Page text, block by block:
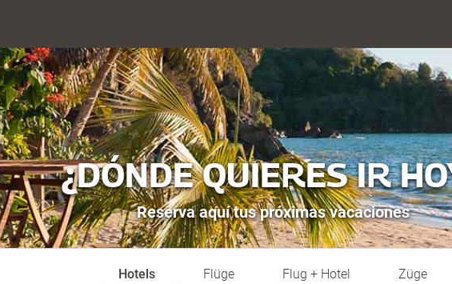
¿DÓNDE QUIERES IR
Reserva aquí tus próximas vacaciones
Hotels Flüge Flug + Hotel Züge